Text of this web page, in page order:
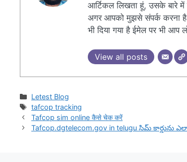
आर्टिकल लिखता हूं, उसके बारे
अगर आपको मुझसे संपर्क करना
भी दिया गया है ईमेल पर भी
View all posts
Categories
Letest Blog
Tags
tafcop tracking
Tafcop sim online कैसे चेक करें
Tafcop.dgtelecom.gov in telugu సిమ్